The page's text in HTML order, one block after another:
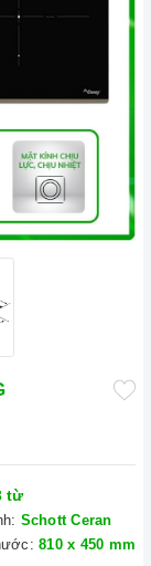
từ
Schott Ceran
810 x 450 mm